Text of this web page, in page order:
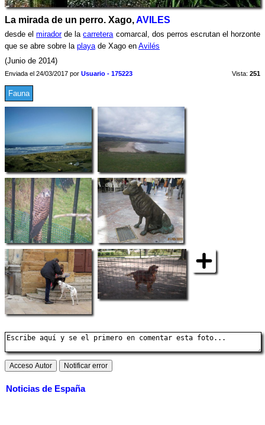
La mirada de un perro. Xago,AVILES
desde elmiradorde lacarreteracomarcal, dos perros escrutan el horzonte
que se abre sobre la playade Xago en Avilés
(Junio de 2014)
Enviada el 24/03/2017 por Usuario - 175223 Vista: 251
Fauna
Noticias de España